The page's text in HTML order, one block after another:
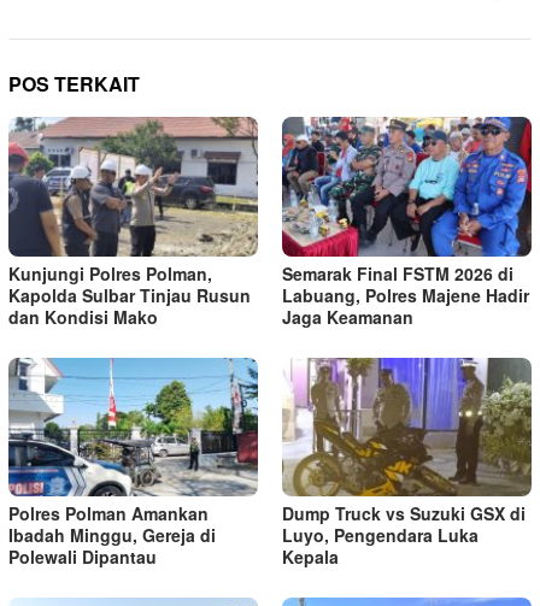
POS TERKAIT
Kunjungi Polres Polman,
Kapolda Sulbar Tinjau Rusun
dan Kondisi Mako
Semarak Final FSTM 2026 di
Labuang, Polres Majene Hadir
Jaga Keamanan
Polres Polman Amankan
Ibadah Minggu, Gereja di
Polewali Dipantau
Dump Truck vs Suzuki GSX di
Luyo, Pengendara Luka
Kepala